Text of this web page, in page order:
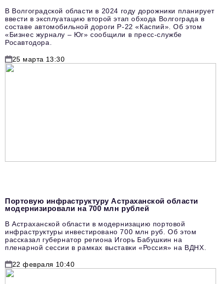
В Волгоградской области в 2024 году дорожники планирует
ввести в эксплуатацию второй этап обхода Волгограда в
составе автомобильной дороги Р-22 «Каспий». Об этом
«Бизнес журналу – Юг» сообщили в пресс-службе
Росавтодора.
25 марта 13:30
Портовую инфраструктуру Астраханской области
модернизировали на 700 млн рублей
В Астраханской области в модернизацию портовой
инфраструктуры инвестировано 700 млн руб. Об этом
рассказал губернатор региона Игорь Бабушкин на
пленарной сессии в рамках выставки «Россия» на ВДНХ.
22 февраля 10:40